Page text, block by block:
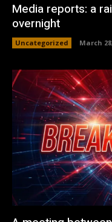
Media reports: a
overnight
Uncategorized March